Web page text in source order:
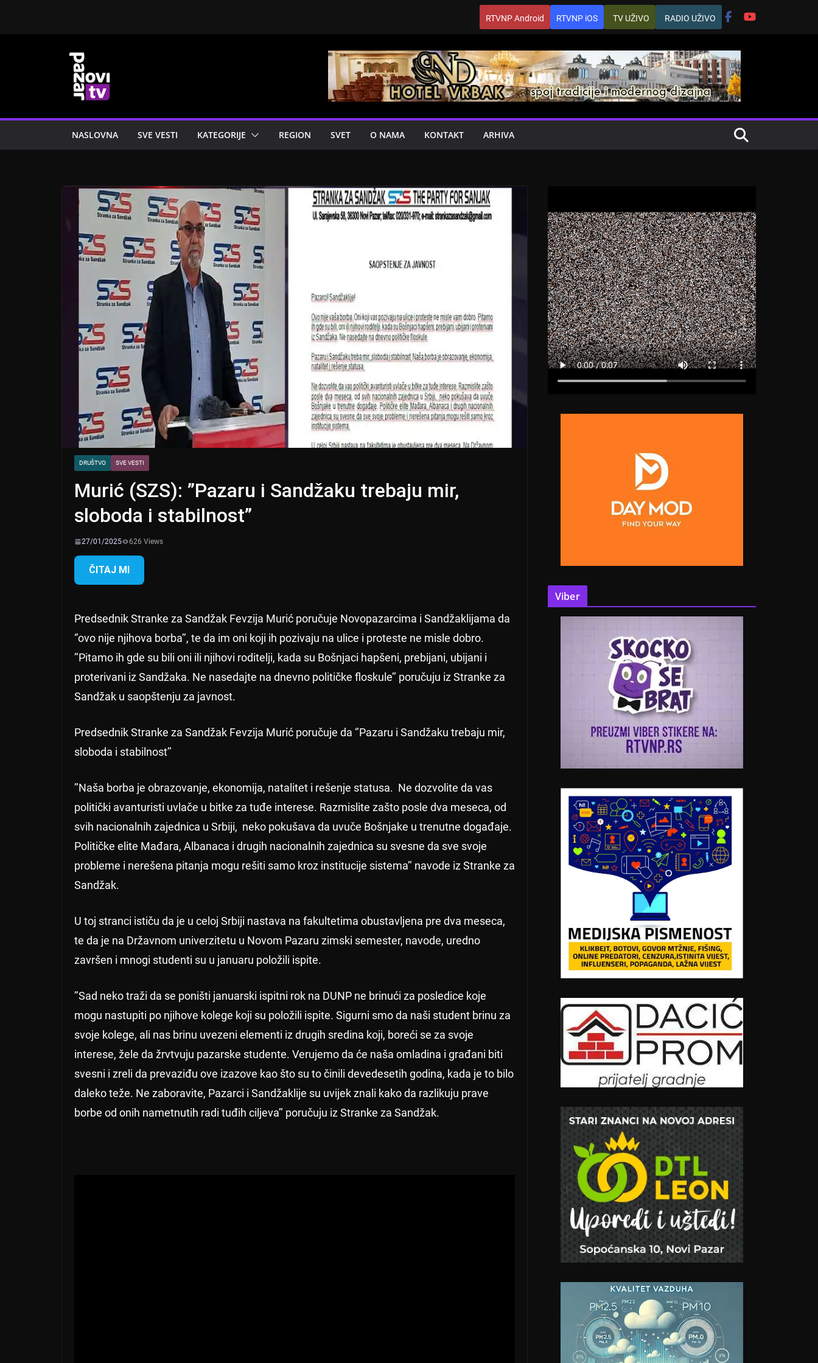
RTVNP Android RTVNP iOS TV UŽIVO RADIO UŽIVO
NASLOVNA SVE VESTI KATEGORIJE REGION SVET O NAMA KONTAKT ARHIVA
DRUŠTVO SVE VESTI
Murić (SZS): ”Pazaru i Sandžaku trebaju mir,
sloboda i stabilnost”
27/01/2025 626 Views
ČITAJ MI
Predsednik Stranke za Sandžak Fevzija Murić poručuje Novopazarcima i Sandžaklijama da
‘’ovo nije njihova borba’’, te da im oni koji ih pozivaju na ulice i proteste ne misle dobro.
’’Pitamo ih gde su bili oni ili njihovi roditelji, kada su Bošnjaci hapšeni, prebijani, ubijani i
proterivani iz Sandžaka. Ne nasedajte na dnevno političke floskule’’ poručuju iz Stranke za
Sandžak u saopštenju za javnost.
Predsednik Stranke za Sandžak Fevzija Murić poručuje da ‘’Pazaru i Sandžaku trebaju mir,
sloboda i stabilnost’’
’’Naša borba je obrazovanje, ekonomija, natalitet i rešenje statusa. Ne dozvolite da vas
politički avanturisti uvlače u bitke za tuđe interese. Razmislite zašto posle dva meseca, od
svih nacionalnih zajednica u Srbiji, neko pokušava da uvuče Bošnjake u trenutne događaje.
Političke elite Mađara, Albanaca i drugih nacionalnih zajednica su svesne da sve svoje
probleme i nerešena pitanja mogu rešiti samo kroz institucije sistema’’ navode iz Stranke za
Sandžak.
U toj stranci ističu da je u celoj Srbiji nastava na fakultetima obustavljena pre dva meseca,
te da je na Državnom univerzitetu u Novom Pazaru zimski semester, navode, uredno
završen i mnogi studenti su u januaru položili ispite.
’’Sad neko traži da se poništi januarski ispitni rok na DUNP ne brinući za posledice koje
mogu nastupiti po njihove kolege koji su položili ispite. Sigurni smo da naši student brinu za
svoje kolege, ali nas brinu uvezeni elementi iz drugih sredina koji, boreći se za svoje
interese, žele da žrvtvuju pazarske studente. Verujemo da će naša omladina i građani biti
svesni i zreli da prevaziđu ove izazove kao što su to činili devedesetih godina, kada je to bilo
daleko teže. Ne zaboravite, Pazarci i Sandžaklije su uvijek znali kako da razlikuju prave
borbe od onih nametnutih radi tuđih ciljeva’’ poručuju iz Stranke za Sandžak.
Viber